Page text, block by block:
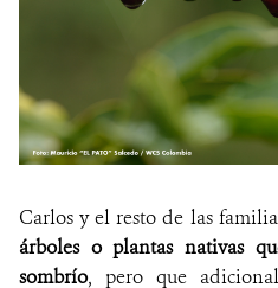
Carlos y el resto de las
árboles o plantas nativas
sombrío, pero que